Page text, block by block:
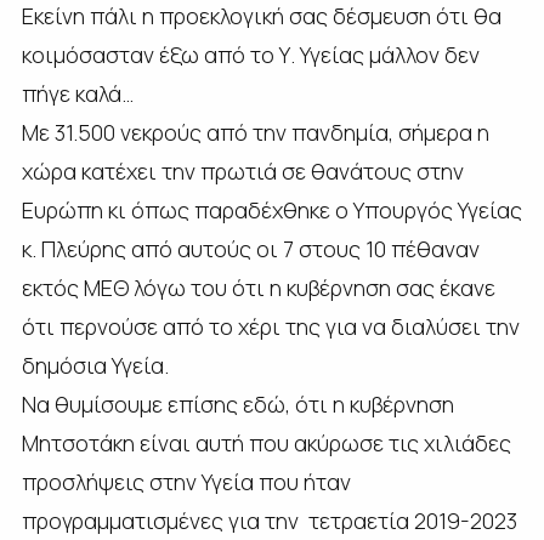
Εκείνη πάλι η προεκλογική σας δέσμευση ότι θα
κοιμόσασταν έξω από το Υ. Υγείας μάλλον δεν
πήγε καλά…
Με 31.500 νεκρούς από την πανδημία, σήμερα η
χώρα κατέχει την πρωτιά σε θανάτους στην
Ευρώπη κι όπως παραδέχθηκε ο Υπουργός Υγείας
κ. Πλεύρης από αυτούς οι 7 στους 10 πέθαναν
εκτός ΜΕΘ λόγω του ότι η κυβέρνηση σας έκανε
ότι περνούσε από το χέρι της για να διαλύσει την
δημόσια Υγεία.
Να θυμίσουμε επίσης εδώ, ότι η κυβέρνηση
Μητσοτάκη είναι αυτή που ακύρωσε τις χιλιάδες
προσλήψεις στην Υγεία που ήταν
προγραμματισμένες για την τετραετία 2019-2023